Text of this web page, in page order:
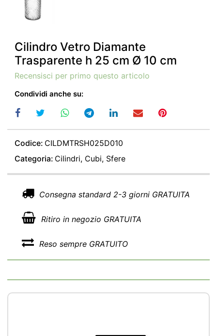
Cilindro Vetro Diamante
Trasparente h 25 cm Ø 10 cm
Recensisci per primo questo articolo
Condividi anche su:
Codice: CILDMTRSH025D010
Categoria: Cilindri, Cubi, Sfere
Consegna standard 2-3 giorni GRATUITA
Ritiro in negozio GRATUITA
Reso sempre GRATUITO